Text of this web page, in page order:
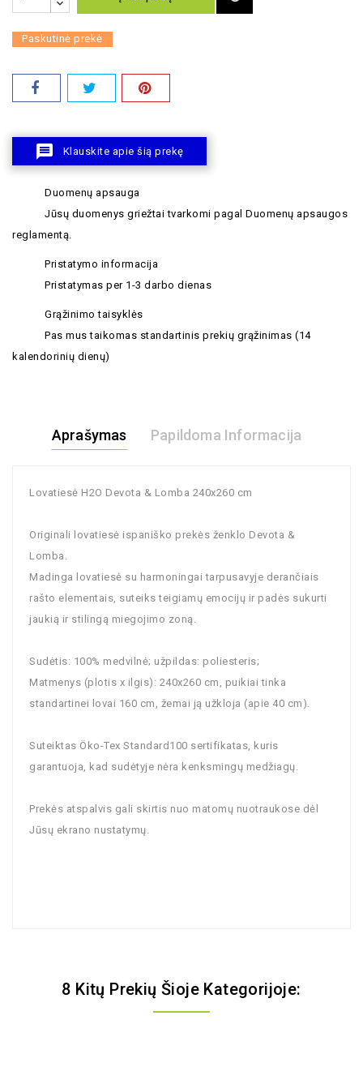
Paskutinė prekė
message Klauskite apie šią prekę
Duomenų apsauga
Jūsų duomenys griežtai tvarkomi pagal Duomenų apsaugos
reglamentą.
Pristatymo informacija
Pristatymas per 1-3 darbo dienas
Grąžinimo taisyklės
Pas mus taikomas standartinis prekių grąžinimas (14
kalendorinių dienų)
Aprašymas Papildoma Informacija
Lovatiesė H2O Devota & Lomba 240x260 cm
Originali lovatiesė ispaniško prekės ženklo Devota &
Lomba.
Madinga lovatiesė su harmoningai tarpusavyje derančiais
rašto elementais, suteiks teigiamų emocijų ir padės sukurti
jaukią ir stilingą miegojimo zoną.
Sudėtis: 100% medvilnė; užpildas: poliesteris;
Matmenys (plotis x ilgis): 240x260 cm, puikiai tinka
standartinei lovai 160 cm, žemai ją užkloja (apie 40 cm).
Suteiktas Öko-Tex Standard100 sertifikatas, kuris
garantuoja, kad sudėtyje nėra kenksmingų medžiagų.
Prekės atspalvis gali skirtis nuo matomų nuotraukose dėl
Jūsų ekrano nustatymų.
8 Kitų Prekių Šioje Kategorijoje: